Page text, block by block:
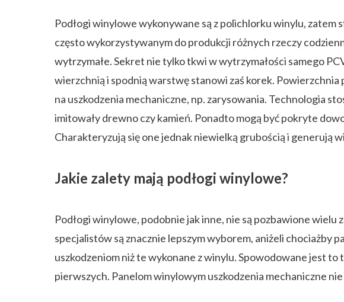
Podłogi winylowe wykonywane są z polichlorku winylu, zatem
często wykorzystywanym do produkcji różnych rzeczy
wytrzymałe. Sekret nie tylko tkwi w wytrzymałości samego
wierzchnią i spodnią warstwę stanowi zaś korek.
na uszkodzenia mechaniczne, np. zarysowania. Technologia
imitowały drewno czy kamień. Ponadto mogą być pokryte
Charakteryzują się one jednak niewielką grubością i generują
Jakie zalety mają podłogi winylowe?
Podłogi winylowe, podobnie jak inne, nie są pozbawione
specjalistów są znacznie lepszym wyborem, aniżeli chociażby
uszkodzeniom niż te wykonane z winylu. Spowodowane jest
pierwszych. Panelom winylowym uszkodzenia mechaniczne